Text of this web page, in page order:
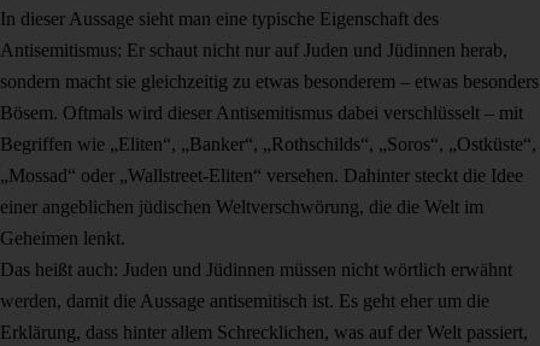
In dieser Aussage sieht man eine typische Eigenschaft des
Antisemitismus: Er schaut nicht nur auf Juden und Jüdinnen herab,
sondern macht sie gleichzeitig zu etwas besonderem – etwas besonders
Bösem. Oftmals wird dieser Antisemitismus dabei verschlüsselt – mit
Begriffen wie „Eliten“, „Banker“, „Rothschilds“, „Soros“, „Ostküste“,
„Mossad“ oder „Wallstreet-Eliten“ versehen. Dahinter steckt die Idee
einer angeblichen jüdischen Weltverschwörung, die die Welt im
Geheimen lenkt.
Das heißt auch: Juden und Jüdinnen müssen nicht wörtlich erwähnt
werden, damit die Aussage antisemitisch ist. Es geht eher um die
Erklärung, dass hinter allem Schrecklichen, was auf der Welt passiert,